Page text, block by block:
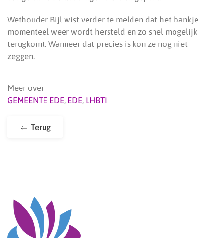
Wethouder Bijl wist verder te melden dat het bankje
momenteel weer wordt hersteld en zo snel mogelijk
terugkomt. Wanneer dat precies is kon ze nog niet
zeggen.
Meer over
GEMEENTE EDE, EDE, LHBTI
Terug